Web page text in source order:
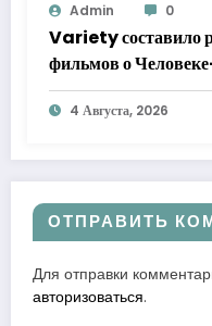
Admin 0
Variety составило
фильмов о
к лучшему
4 Августа, 2026
ОТПРАВИТЬ
Для отправки
авторизоваться.